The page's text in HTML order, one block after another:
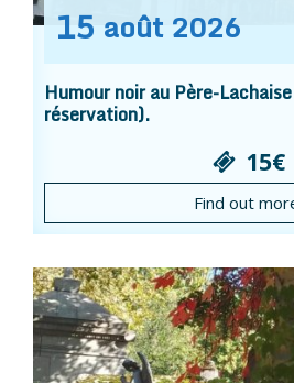
15 août 2026
Humour noir au Père-
réservation).
15€
Find out